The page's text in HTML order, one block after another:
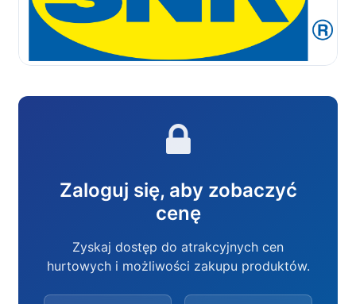
Zaloguj się, aby zobaczyć
cenę
Zyskaj dostęp do atrakcyjnych cen
hurtowych i możliwości zakupu produktów.